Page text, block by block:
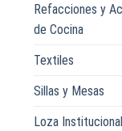
Refacciones y
de Cocina
Textiles
Sillas y Mesas
Loza Institucional